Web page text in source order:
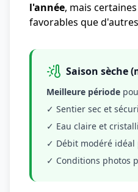
l'année, mais
favorables que
Saison sèche
Meilleure période
✓ Sentier sec et
✓ Eau claire et
✓ Débit modéré
✓ Conditions photos